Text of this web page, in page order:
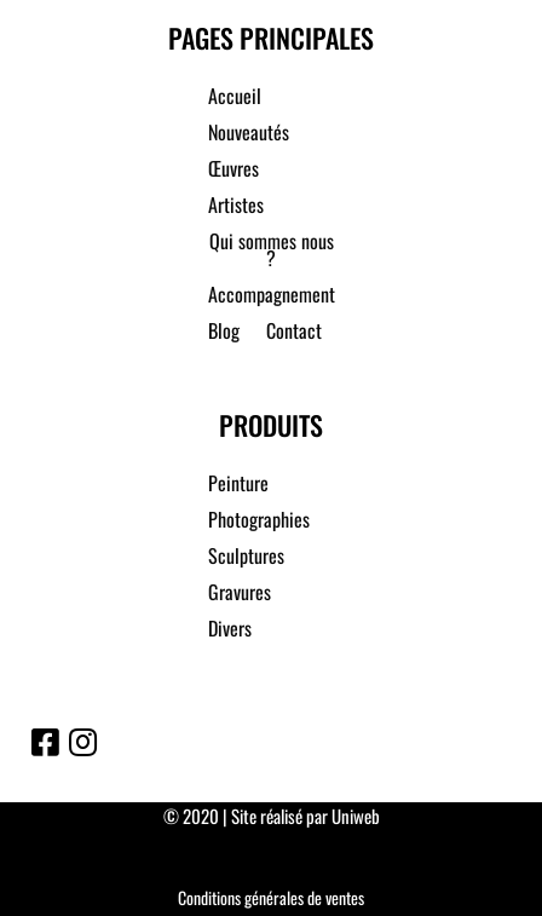
PAGES PRINCIPALES
Accueil
Nouveautés
Œuvres
Artistes
Qui sommes nous
?
Accompagnement
Blog
Contact
PRODUITS
Peinture
Photographies
Sculptures
Gravures
Divers
© 2020 | Site réalisé par Uniweb
Conditions générales de ventes